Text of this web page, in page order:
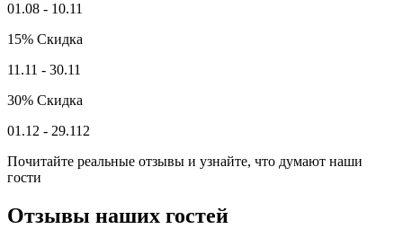
01.08 - 10.11
15% Скидка
11.11 - 30.11
30% Скидка
01.12 - 29.112
Почитайте реальные отзывы и узнайте, что думают наши
гости
Отзывы наших гостей